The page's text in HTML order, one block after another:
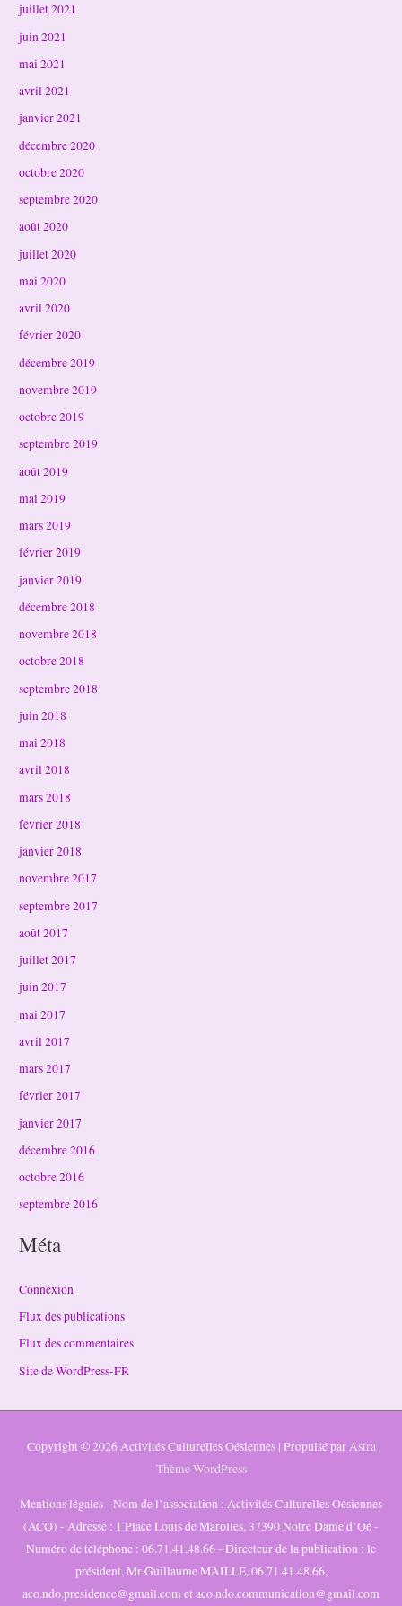
juillet 2021
juin 2021
mai 2021
avril 2021
janvier 2021
décembre 2020
octobre 2020
septembre 2020
août 2020
juillet 2020
mai 2020
avril 2020
février 2020
décembre 2019
novembre 2019
octobre 2019
septembre 2019
août 2019
mai 2019
mars 2019
février 2019
janvier 2019
décembre 2018
novembre 2018
octobre 2018
septembre 2018
juin 2018
mai 2018
avril 2018
mars 2018
février 2018
janvier 2018
novembre 2017
septembre 2017
août 2017
juillet 2017
juin 2017
mai 2017
avril 2017
mars 2017
février 2017
janvier 2017
décembre 2016
octobre 2016
septembre 2016
Méta
Connexion
Flux des publications
Flux des commentaires
Site de WordPress-FR
Copyright © 2026Activités Culturelles Oésiennes | Propulsé parAstra
Thème WordPress
Mentions légales - Nom de l’association : Activités Culturelles Oésiennes
(ACO) - Adresse : 1 Place Louis de Marolles, 37390 Notre Dame d’Oé -
Numéro de téléphone : 06.71.41.48.66 - Directeur de la publication : le
président, Mr Guillaume MAILLE, 06.71.41.48.66,
aco.ndo.presidence@gmail.com et aco.ndo.communication@gmail.com